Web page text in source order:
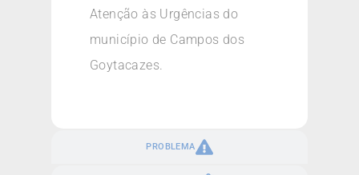
PROBLEMA
Atenção às Urgências do
município de Campos dos
Goytacazes.